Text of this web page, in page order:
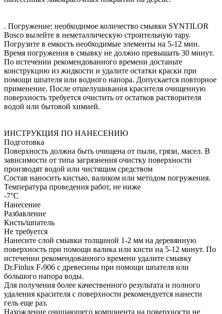
. Погружение: необходимое количество смывки SYNTILOR
Bosco вылейте в неметаллическую строительную тару.
Погрузите в емкость необходимые элементы на 5-12 мин.
Время погружения в смывку не должно превышать 30 минут.
По истечении рекомендованного времени достаньте
конструкцию из жидкости и удалите остатки краски при
помощи шпателя или водного напора. Допускается повторное
применение. После отшелушивания красителя очищенную
поверхность требуется очистить от остатков растворителя
водой или бытовой химией.
ИНСТРУКЦИЯ ПО НАНЕСЕНИЮ
Подготовка
Поверхность должна быть очищена от пыли, грязи, масел. В
зависимости от типа загрязнения очистку поверхности
производят водой или чистящим средством
Состав наносить кистью, валиком или методом погружения.
Температура проведения работ, не ниже
-7°С
Нанесение
Разбавление
Кисть/шпатель
Не требуется
Нанесите слой смывки толщиной 1-2 мм на деревянную
поверхность при помощи валика или кисти на 5-12 минут. По
истечении рекомендованного времени удалите смывку
Dr.Finlux F-906 с древесины при помощи шпателя или
большого напора воды.
Для получения более качественного результата и полного
удаления красителя с поверхности рекомендуется нанести
гель еще раз.
Нахождение очищающего компонента на поверхности не